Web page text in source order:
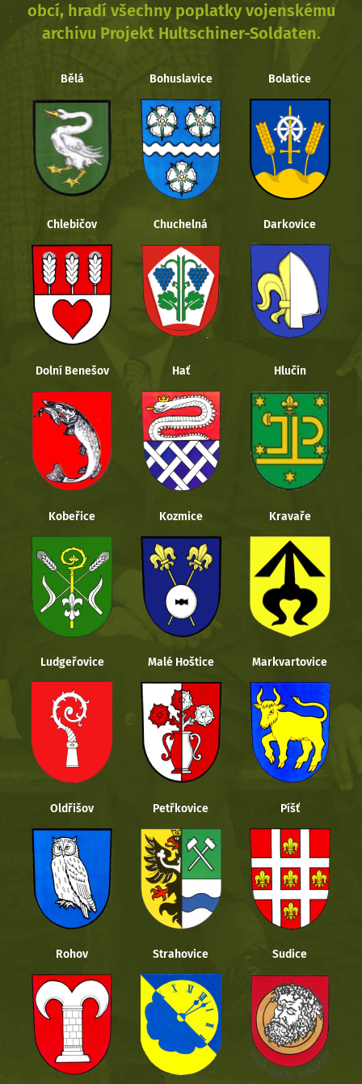
obcí, hradí všechny poplatky vojenskému
archivu Projekt Hultschiner-Soldaten.
Bělá Bohuslavice Bolatice
Chlebičov Chuchelná Darkovice
Dolní Benešov Hať Hlučín
Kobeřice Kozmice Kravaře
Ludgeřovice Malé Hoštice Markvartovice
Oldřišov Petřkovice Píšť
Rohov Strahovice Sudice